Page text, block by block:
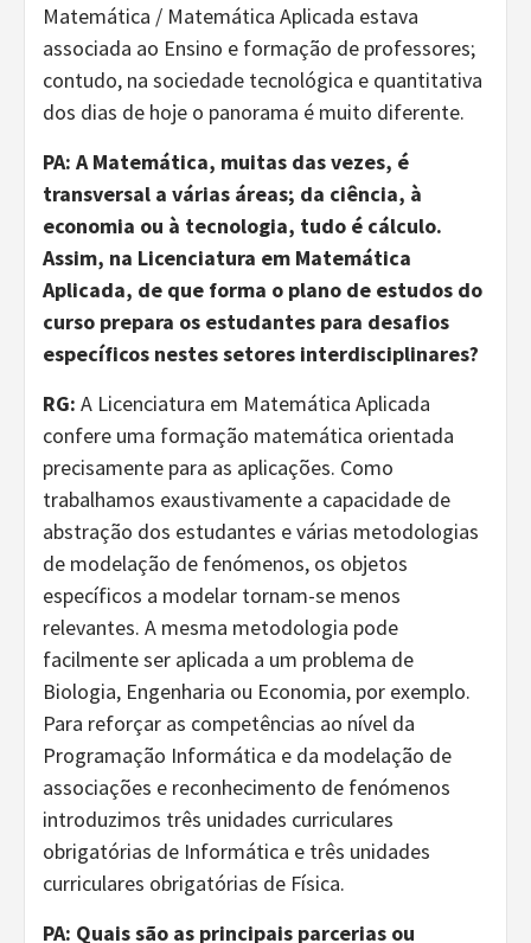
Matemática / Matemática Aplicada estava
associada ao Ensino e formação de professores;
contudo, na sociedade tecnológica e quantitativa
dos dias de hoje o panorama é muito diferente.
PA: A Matemática, muitas das vezes, é
transversal a várias áreas; da ciência, à
economia ou à tecnologia, tudo é cálculo.
Assim, na Licenciatura em Matemática
Aplicada, de que forma o plano de estudos do
curso prepara os estudantes para desafios
específicos nestes setores interdisciplinares?
RG: A Licenciatura em Matemática Aplicada
confere uma formação matemática orientada
precisamente para as aplicações. Como
trabalhamos exaustivamente a capacidade de
abstração dos estudantes e várias metodologias
de modelação de fenómenos, os objetos
específicos a modelar tornam-se menos
relevantes. A mesma metodologia pode
facilmente ser aplicada a um problema de
Biologia, Engenharia ou Economia, por exemplo.
Para reforçar as competências ao nível da
Programação Informática e da modelação de
associações e reconhecimento de fenómenos
introduzimos três unidades curriculares
obrigatórias de Informática e três unidades
curriculares obrigatórias de Física.
PA: Quais são as principais parcerias ou